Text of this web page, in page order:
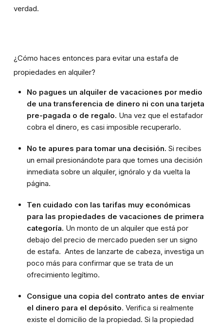
verdad.
¿Cómo haces entonces para evitar una estafa de
propiedades en alquiler?
No pagues un alquiler de vacaciones por medio
de una transferencia de dinero ni con una tarjeta
pre-pagada o de regalo. Una vez que el estafador
cobra el dinero, es casi imposible recuperarlo.
No te apures para tomar una decisión. Si recibes
un email presionándote para que tomes una decisión
inmediata sobre un alquiler, ignóralo y da vuelta la
página.
Ten cuidado con las tarifas muy económicas
para las propiedades de vacaciones de primera
categoría. Un monto de un alquiler que está por
debajo del precio de mercado pueden ser un signo
de estafa. Antes de lanzarte de cabeza, investiga un
poco más para confirmar que se trata de un
ofrecimiento legítimo.
Consigue una copia del contrato antes de enviar
el dinero para el depósito. Verifica si realmente
existe el domicilio de la propiedad. Si la propiedad